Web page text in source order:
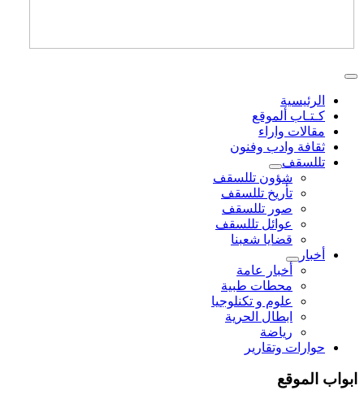
الرئيسية
كـتـاب ألموقع
مقالات واراء
ثقافة وادب وفنون
تللسقف
شؤون تللسقف
تأريخ تللسقف
صور تللسقف
عوائل تللسقف
قضايا شعبنا
أخبار
أخبار عامة
محطات طبية
علوم و تکنلوجیا
ابطال الحرية
رياضة
حوارات وتقارير
ابواب الموقع